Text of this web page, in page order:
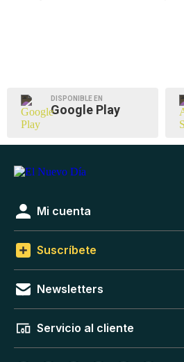
DISPONIBLE EN
Google Play
Mi cuenta
Suscríbete
Newsletters
Servicio al cliente